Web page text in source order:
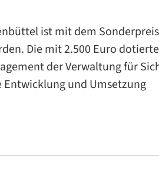
ist mit dem Sonderpreis
Die mit 2.500 Euro dotierte
der Verwaltung für
und Umsetzung